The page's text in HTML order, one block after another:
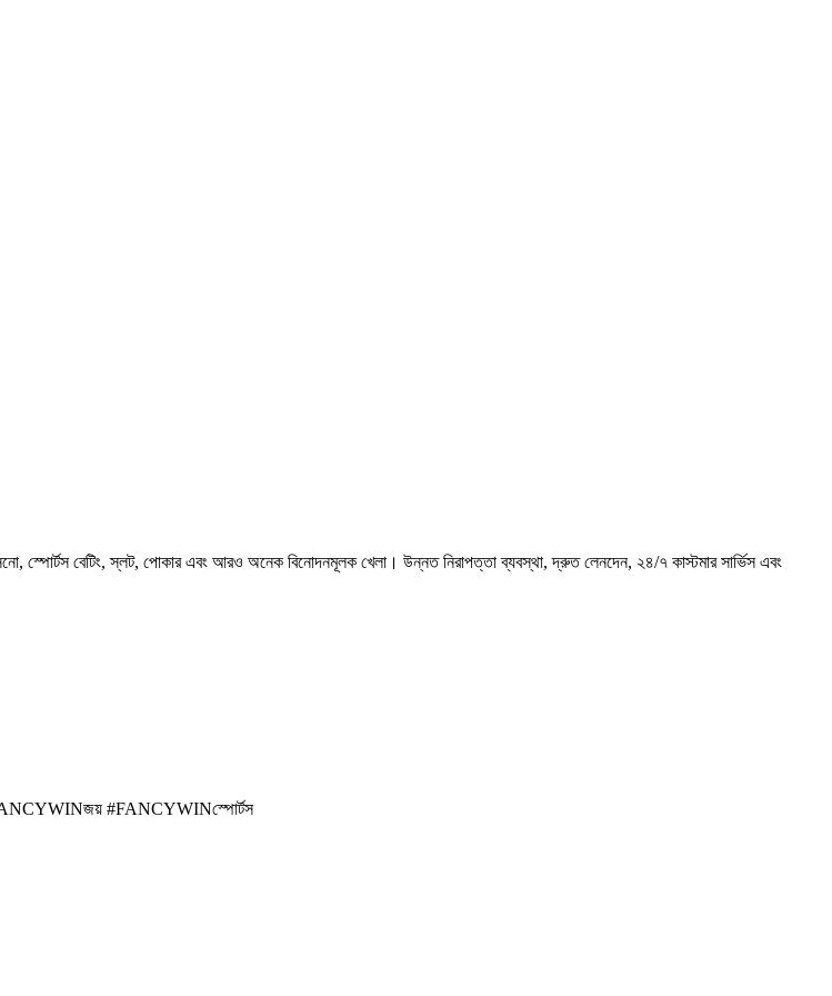
স্পোর্টস বেটিং, স্লট, পোকার এবং আরও অনেক বিনোদনমূলক খেলা। উন্নত নিরাপত্তা ব্যবস্থা, দ্রুত লেনদেন, ২৪/৭ কাস্টমার সার্ভিস এবং
#FANCYWINস্পোর্টস